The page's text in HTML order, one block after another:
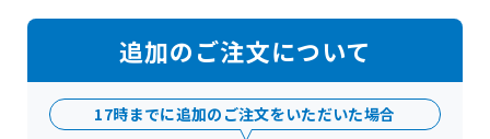
追加のご注文について
17時までに追加のご注文をいただいた場合